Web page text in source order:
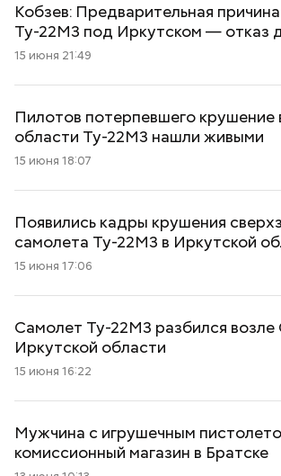
Кобзев: Предварительная
Ту-22М3 под Иркутском — отказ
15 июня 21:49
Пилотов потерпевшего крушение
области Ту-22М3 нашли живыми
15 июня 18:07
Появились кадры крушения
самолета Ту-22М3 в Иркутской
15 июня 17:06
Самолет Ту-22М3 разбился возле
Иркутской области
15 июня 16:22
Мужчина с игрушечным
комиссионный магазин в Братске